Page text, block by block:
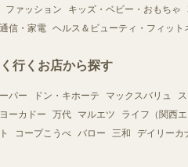
ファッション キッズ・ベビー・おもちゃ
信・家電 ヘルス＆ビューティ・フィット
行くお店から探す
パー ドン・キホーテ マックスバリュ
ーカドー
万代 マルエツ ライフ（関西エ
コープこうべ バロー 三和 デイリーカ